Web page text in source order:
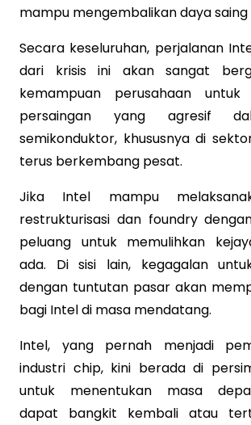
mampu mengembalikan daya saing
Secara keseluruhan, perjalanan
dari krisis ini akan sangat
kemampuan perusahaan untuk
persaingan yang agresif
semikonduktor, khususnya di
terus berkembang pesat.
Jika Intel mampu
restrukturisasi dan foundry
peluang untuk memulihkan
ada. Di sisi lain, kegagalan
dengan tuntutan pasar akan
bagi Intel di masa mendatang.
Intel, yang pernah menjadi
industri chip, kini berada di
untuk menentukan masa
dapat bangkit kembali atau